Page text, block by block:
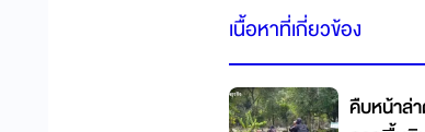
เนื้อหาที่เกี่ยวข้อง
คืบหน้าล่